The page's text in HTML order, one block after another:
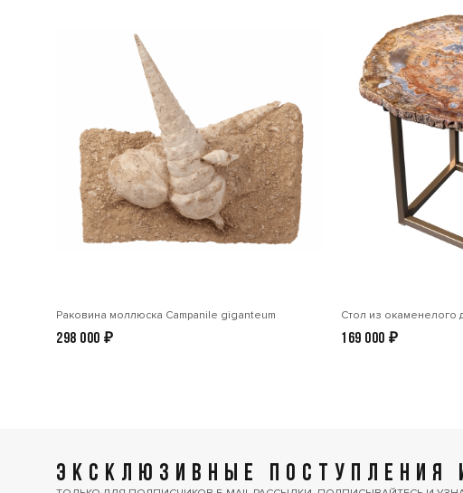
Раковина моллюска Сampanile giganteum
298 000 ₽
Стол из окаменелого
169 000 ₽
ЭКСКЛЮЗИВНЫЕ ПОСТУПЛЕНИЯ